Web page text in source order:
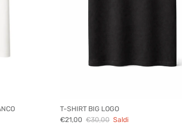
T-SHIRT BIG LOGO
€21,00 €30,00 Saldi